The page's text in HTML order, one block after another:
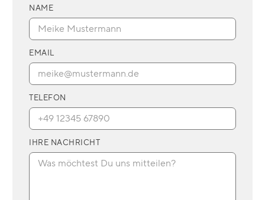
NAME
EMAIL
TELEFON
IHRE NACHRICHT